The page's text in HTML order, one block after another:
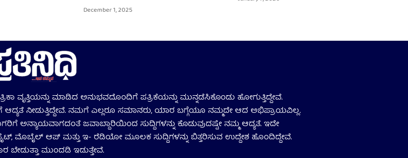
December 1, 2025
ವೃತ್ತಿಯನ್ನು ಮಾಡಿದ ಅನುಭವದೊಂದಿಗೆ ಪತ್ರಿಕೆಯನ್ನು ಮುನ್ನಡೆಸಿಕೊಂಡು ಹೋಗುತ್ತಿದ್ದೇವೆ.
ಆದ್ಯತೆ ನೀಡುತ್ತಿದ್ದೇವೆ. ನಮಗೆ ಎಲ್ಲರೂ ಸಮಾನರು, ಯಾರ ಬಗ್ಗೆಯೂ ನಮ್ಮದೇ ಆದ ಅಭಿಪ್ರಾಯವಿಲ್ಲ.
ಅನ್ಯಾಯವಾಗದಂತೆ ಜವಾಬ್ದಾರಿಯಿಂದ ಸುದ್ದಿಗಳನ್ನು ಕೊಡುವುದಷ್ಟೇ ನಮ್ಮ ಆದ್ಯತೆ. ಇದೇ
ಆಪ್‌ ಮತ್ತು ಇ- ರೆಡಿಯೋ ಮೂಲಕ ಸುದ್ದಿಗಳನ್ನು ಬಿತ್ತರಿಸುವ ಉದ್ದೇಶ ಹೊಂದಿದ್ದೇವೆ.
ಬೇಡುತ್ತಾ ಮುಂದಡಿ ಇಡುತ್ತೇವೆ.